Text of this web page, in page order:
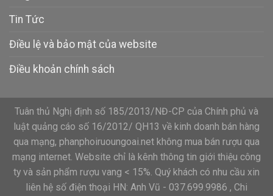
Tin Tức
Điều lệ và bảo mật của website
Điều khoản chính sách
Tuân thủ Nghị định số 185/2013/NĐ-CP của Chính phủ và
luật quảng cáo số 16/2012/ QH13 về kinh doanh bán hàng
qua mạng, phanphoiruoungoai.net không mua bán rượu qua
mạng internet. Website chỉ là kênh thông tin giới thiệu công
ty và sản phẩm rượu vang < 15%. Quý khách có nhu cầu xin
liên hệ số điện thoại HN: Anh Vũ - 037.699.9986 , Chi